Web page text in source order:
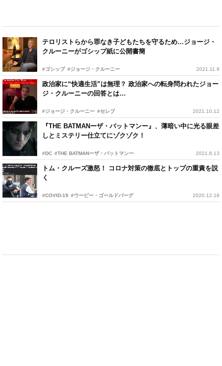
テロリストらから罪なき子どもたちを守るため…ジョージ・
クルーニーがゴシップ紙に公開書簡
#ゴシップ #ジョージ・クルーニー 2021.11.9
政治家に“快適生活”は無理？ 政治家への転身問われたジョー
ジ・クルーニーの回答とは…
#ジョージ・クルーニー #セレブ 2021.10.12
『THE BATMANーザ・バットマンー』、薄暗い中に光る眼差
しとミステリー仕立てにゾクゾク！
#DC #THE BATMANーザ・バットマンー 2021.8.13
トム・クルーズ激怒！ コロナ対策の徹底とトップの重責を説
く
#COVID-19 #ウーピー・ゴールドバーグ 2020.12.18